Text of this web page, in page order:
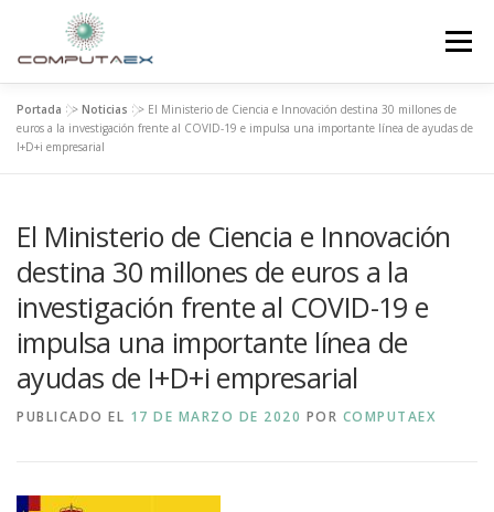
Menú
INICIO LA FUNDACIÓN EL CENTRO
Portada >> Noticias >> El Ministerio de Ciencia e Innovación destina 30 millones de
euros a la investigación frente al COVID-19 e impulsa una importante línea de ayudas de
I+D+i empresarial
El Ministerio de Ciencia e Innovación
destina 30 millones de euros a la
investigación frente al COVID-19 e
impulsa una importante línea de
ayudas de I+D+i empresarial
PUBLICADO EL 17 DE MARZO DE 2020 POR COMPUTAEX